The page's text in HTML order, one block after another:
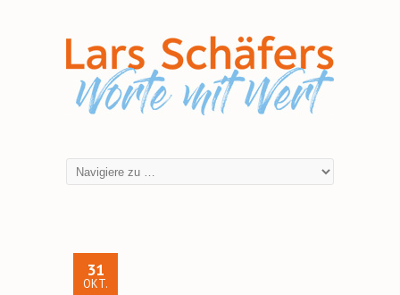
31
OKT.